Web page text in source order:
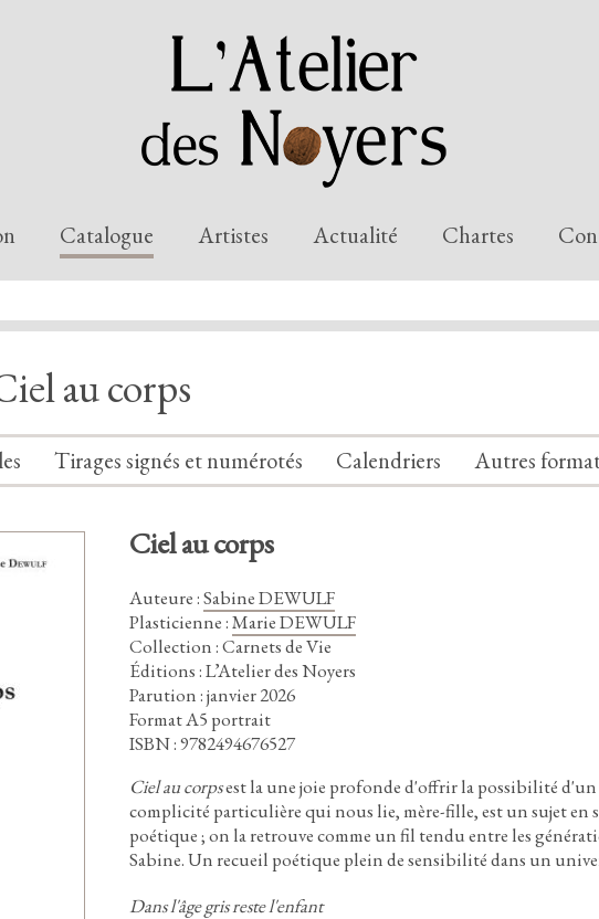
Catalogue Artistes Actualité Chartes
au corps
Tirages signés et numérotés Calendriers Autres
Ciel au corps
Auteure:Sabine DEWULF
Plasticienne:Marie DEWULF
Collection : Carnets de Vie
Éditions : L’Atelier des Noyers
Parution : janvier 2026
Format A5 portrait
ISBN : 9782494676527
Ciel au corpsest la une joie profonde d'offrir la possibilité d'un
complicité particulière qui nous lie, mère-fille,est un sujet en
poétique;on la retrouve comme un fil tendu entre les
Sabine.Un recueil poétique plein de sensibilité dans un
Dans l'âge gris reste l'enfant